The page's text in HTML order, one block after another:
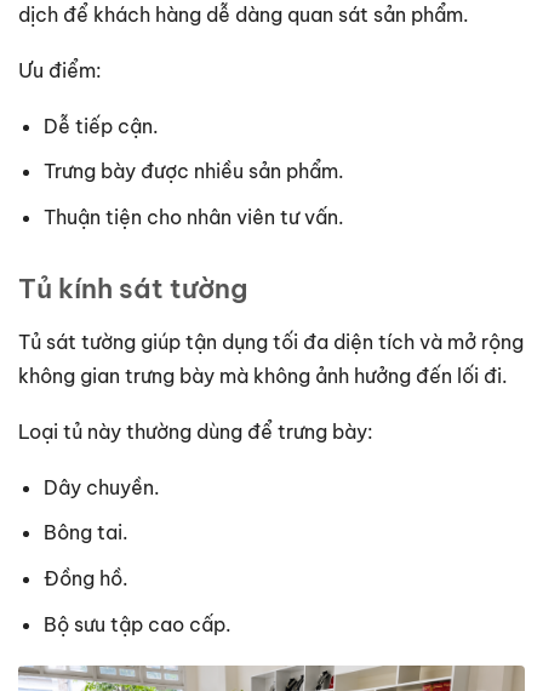
dịch để khách hàng dễ dàng quan sát sản phẩm.
Ưu điểm:
Dễ tiếp cận.
Trưng bày được nhiều sản phẩm.
Thuận tiện cho nhân viên tư vấn.
Tủ kính sát tường
Tủ sát tường giúp tận dụng tối đa diện tích và mở rộng
không gian trưng bày mà không ảnh hưởng đến lối đi.
Loại tủ này thường dùng để trưng bày:
Dây chuyền.
Bông tai.
Đồng hồ.
Bộ sưu tập cao cấp.